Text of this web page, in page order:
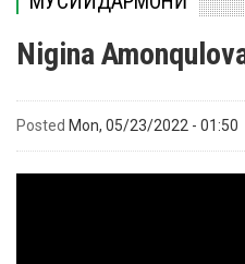
Nigina
Posted Mon, 05/23/2022 - 01:50